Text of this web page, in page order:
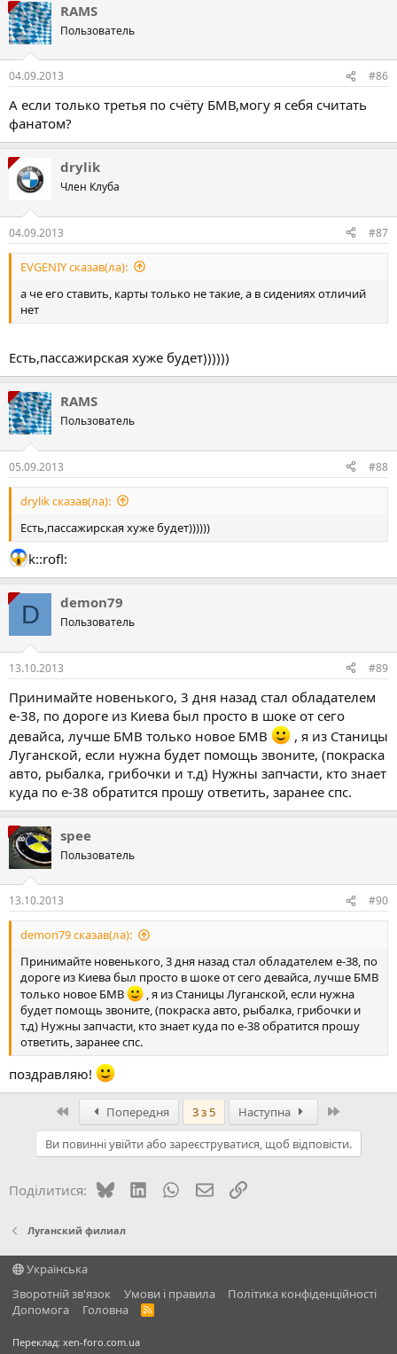
RAMS
Пользователь
04.09.2013 #86
А если только третья по счёту БМВ,могу я себя считать
фанатом?
drylik
Член Клуба
04.09.2013 #87
EVGENIY сказав(ла):
а че его ставить, карты только не такие, а в сидениях отличий
нет
Есть,пассажирская хуже будет))))))
RAMS
Пользователь
05.09.2013 #88
drylik сказав(ла):
Есть,пассажирская хуже будет))))))
k::rofl:
D demon79
Пользователь
13.10.2013 #89
Принимайте новенького, 3 дня назад стал обладателем
е-38, по дороге из Киева был просто в шоке от сего
девайса, лучше БМВ только новое БМВ
, я из Станицы
Луганской, если нужна будет помощь звоните, (покраска
авто, рыбалка, грибочки и т.д) Нужны запчасти, кто знает
куда по е-38 обратится прошу ответить, заранее спс.
spee
Пользователь
13.10.2013 #90
demon79 сказав(ла):
Принимайте новенького, 3 дня назад стал обладателем е-38, по
дороге из Киева был просто в шоке от сего девайса, лучше БМВ
только новое БМВ
, я из Станицы Луганской, если нужна
будет помощь звоните, (покраска авто, рыбалка, грибочки и
т.д) Нужны запчасти, кто знает куда по е-38 обратится прошу
ответить, заранее спс.
поздравляю!
ПершийПопередня 3 з 5 Наступна
Ви повинні увійти або зареєструватися, щоб відповісти.
Поділитися: BlueskyLinkedInWhatsApp
E-mailПосилання
Луганский филиал
Українська
Зворотній зв'язок
Умови і правила
Політика конфіденційності
Дoпoмoга
Головна
R
Переклад: xen-foro.com.ua